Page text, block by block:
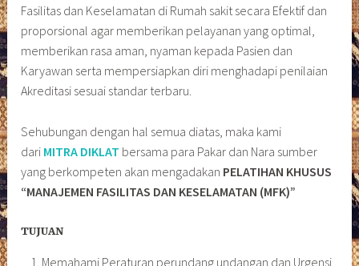
Fasilitas dan Keselamatan di Rumah sakit secara Efektif dan
proporsional agar memberikan pelayanan yang optimal,
memberikan rasa aman, nyaman kepada Pasien dan
Karyawan serta mempersiapkan diri menghadapi penilaian
Akreditasi sesuai standar terbaru.
Sehubungan dengan hal semua diatas, maka kami
dari MITRA DIKLAT bersama para Pakar dan Nara sumber
yang berkompeten akan mengadakan PELATIHAN KHUSUS
“MANAJEMEN FASILITAS DAN KESELAMATAN (MFK)”
TUJUAN
Memahami Peraturan perundang undangan dan Urgensi